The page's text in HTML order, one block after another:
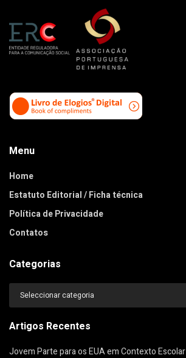
Menu
Home
Estatuto Editorial / Ficha técnica
Política de Privacidade
Contatos
Categorias
Categorias
Artigos Recentes
Jovem Parte para os EUA em Contexto Escolar